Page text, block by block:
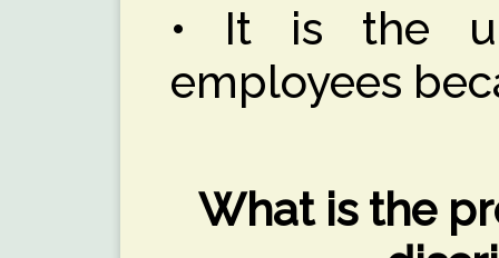
• It is the
employees
What is the